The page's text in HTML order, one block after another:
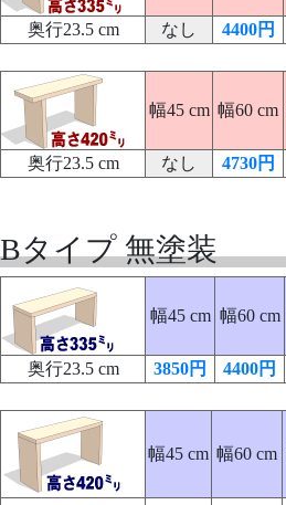
奥行23.5 cm なし 4400円
幅45 cm 幅60 cm
奥行23.5 cm なし 4730円
Bタイプ 無塗装
幅45 cm 幅60 cm
奥行23.5 cm 3850円 4400円
幅45 cm 幅60 cm